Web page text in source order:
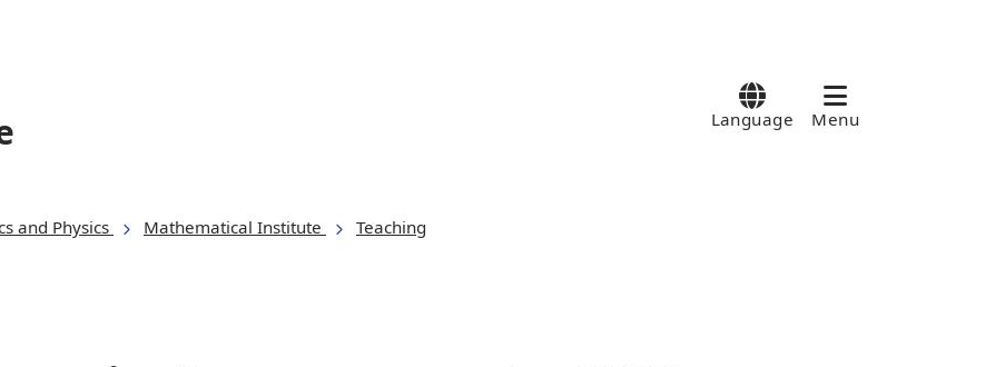
Language Menu
and Physics Mathematical Institute Teaching